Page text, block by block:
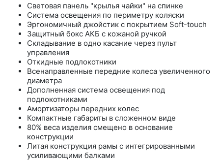
Световая панель "крылья чайки" на спинке
Система освещения по периметру коляски
Эргономичный джойстик с покрытием Soft-touch
Защитный бокс АКБ с кожаной ручкой
Складывание в одно касание через пульт
управления
Откидные подлокотники
Всенаправленные передние колеса увеличенного
диаметра
Дополненная система освещения под
подлокотниками
Амортизаторы передних колес
Компактные габариты в сложенном виде
80% веса изделия смещено в основание
конструкции
Литая конструкция рамы с интегрированными
усиливающими балками